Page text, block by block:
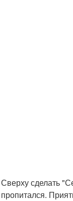
Сверху сделать
пропитался.